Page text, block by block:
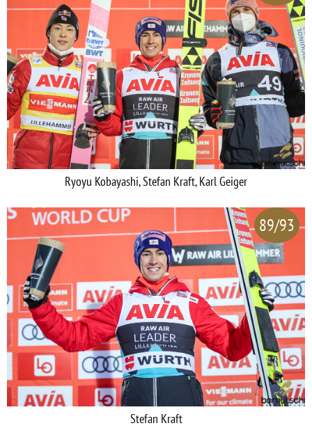
Ryoyu Kobayashi, Stefan Kraft, Karl Geiger
89/93
Stefan Kraft